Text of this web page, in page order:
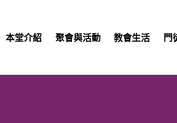
本堂介紹 聚會與活動 教會生活 門